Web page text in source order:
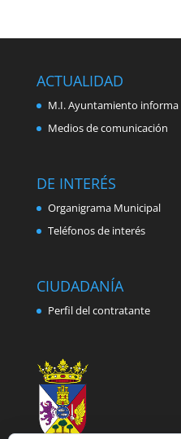
ACTUALIDAD
M.I. Ayuntamiento informa
Medios de comunicación
DE INTERÉS
Organigrama Municipal
Teléfonos de interés
CIUDADANÍA
Perfil del contratante